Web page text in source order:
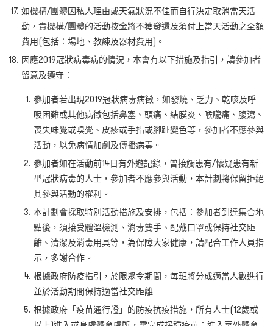
如機構/團體因私人理由或天氣狀況不佳而自行決定取消當天活
動，貴機構/團體的活動按金將不獲發還及須付上當天活動之全額
費用(包括︰場地、教練及器材費用)。
因應2019冠狀病毒病的情況，本會有以下措施及指引，請參加者
留意及遵守：
參加者若出現2019冠狀病毒病徵，如發燒、乏力、乾咳及呼
吸困難或其他病徵包括鼻塞、頭痛、結膜炎、喉嚨痛、腹瀉、
喪失味覺或嗅覺、皮疹或手指或腳趾變色等，參加者不應參與
活動，以免病情加劇及傳播病毒。
參加者如在活動前14日有外遊記錄，曾接觸患有/懷疑患有新
型冠狀病毒的人士，參加者不應參與活動，本計劃將保留拒絕
其參與活動的權利。
本計劃會採取特別活動措施及安排，包括：參加者到達集合地
點後，須接受體溫檢測、消毒雙手、配戴口罩或保持社交距
離、清潔及消毒用具等，為保障大家健康，請配合工作人員指
示，多謝合作。
根據政府防疫指引，於限聚令期間，每班將分成適當人數進行
並於活動期間保持適當社交距離
根據政府「疫苗通行證」的防疫抗疫措施，所有人士(12歲或